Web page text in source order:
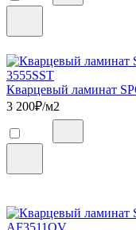
Кварцевый ламинат
3 200₽/м2